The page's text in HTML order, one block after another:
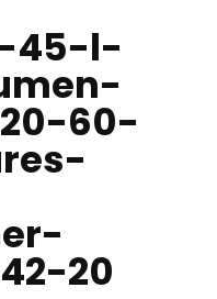
45-l-
60-
20